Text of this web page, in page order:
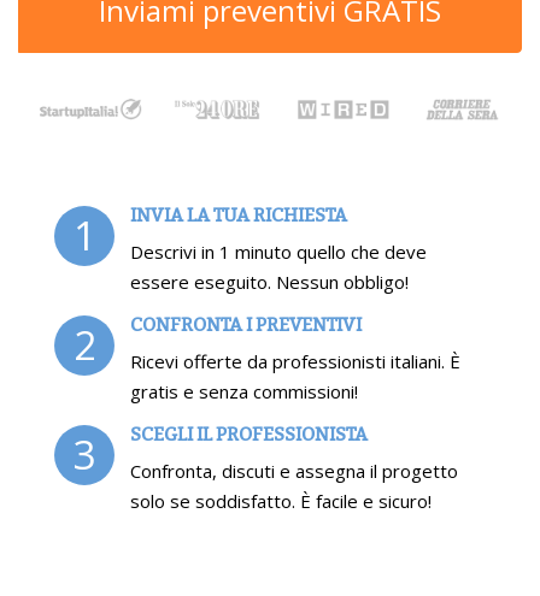
Inviami preventivi GRATIS
1 INVIA LA TUA RICHIESTA
Descrivi in 1 minuto quello che deve
essere eseguito. Nessun obbligo!
2 CONFRONTA I PREVENTIVI
Ricevi offerte da professionisti italiani. È
gratis e senza commissioni!
3 SCEGLI IL PROFESSIONISTA
Confronta, discuti e assegna il progetto
solo se soddisfatto. È facile e sicuro!